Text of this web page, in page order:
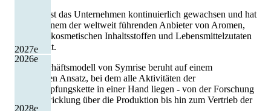
2026e
2027e
2028e
Seitdem ist das Unternehmen kontinuierlich gewachsen und hat
sich zu einem der weltweit führenden Anbieter von Aromen,
Parfüms, kosmetischen Inhaltsstoffen und Lebensmittelzutaten
entwickelt.
Das Geschäftsmodell von Symrise beruht auf einem
integrierten Ansatz, bei dem alle Aktivitäten der
Wertschöpfungskette in einer Hand liegen - von der Forschung
und Entwicklung über die Produktion bis hin zum Vertrieb der